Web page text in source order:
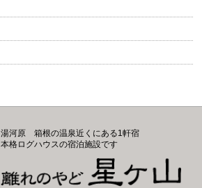
湯河原 箱根の温泉近くにある1軒宿
本格ログハウスの宿泊施設です